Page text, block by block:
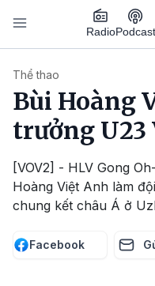
Nhảy đến nội dung
RadioPodcast
Thể thao
Bùi Hoàng
trưởng U23
[VOV2] - HLV Gong
Hoàng Việt Anh làm
chung kết châu Á ở
Facebook